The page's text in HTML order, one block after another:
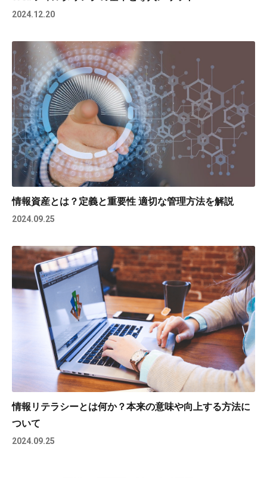
2024.12.20
情報資産とは？定義と重要性 適切な管理方法を解説
2024.09.25
情報リテラシーとは何か？本来の意味や向上する方法に
ついて
2024.09.25